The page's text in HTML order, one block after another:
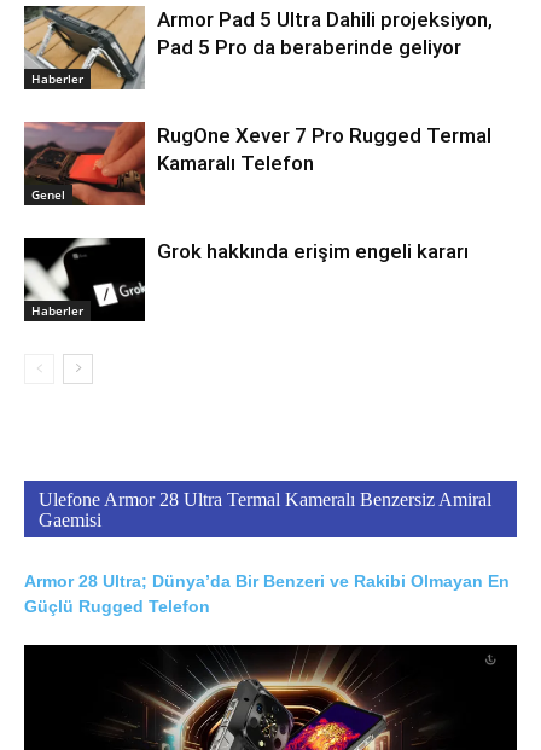
Haberler
Armor Pad 5 Ultra Dahili projeksiyon,
Pad 5 Pro da beraberinde geliyor
Genel
RugOne Xever 7 Pro Rugged Termal
Kamaralı Telefon
Haberler
Grok hakkında erişim engeli kararı
Ulefone Armor 28 Ultra Termal Kameralı Benzersiz Amiral
Gaemisi
Armor 28 Ultra; Dünya’da Bir Benzeri ve Rakibi Olmayan En
Güçlü Rugged Telefon